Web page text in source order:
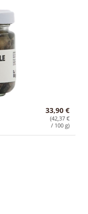
33,90 €
(42,37 €
/ 100 g)